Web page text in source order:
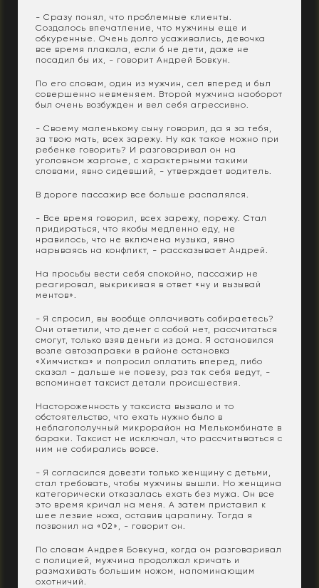
- Сразу понял, что проблемные клиенты.
Создалось впечатление, что мужчины еще и
обкуренные. Очень долго усаживались, девочка
все время плакала, если б не дети, даже не
посадил бы их, - говорит Андрей Бовкун.
По его словам, один из мужчин, сел вперед и был
совершенно невменяем. Второй мужчина наоборот
был очень возбужден и вел себя агрессивно.
- Своему маленькому сыну говорил, да я за тебя,
за твою мать, всех зарежу. Ну как такое можно при
ребенке говорить? И разговаривал он на
уголовном жаргоне, с характерными такими
словами, явно сидевший, - утверждает водитель.
В дороге пассажир все больше распалялся.
- Все время говорил, всех зарежу, порежу. Стал
придираться, что якобы медленно еду, не
нравилось, что не включена музыка, явно
нарываясь на конфликт, - рассказывает Андрей.
На просьбы вести себя спокойно, пассажир не
реагировал, выкрикивая в ответ «ну и вызывай
ментов».
- Я спросил, вы вообще оплачивать собираетесь?
Они ответили, что денег с собой нет, рассчитаться
смогут, только взяв деньги из дома. Я остановился
возле автозаправки в районе остановка
«Химчистка» и попросил оплатить вперед, либо
сказал - дальше не повезу, раз так себя ведут, -
вспоминает таксист детали происшествия.
Настороженность у таксиста вызвало и то
обстоятельство, что ехать нужно было в
неблагополучный микрорайон на Мелькомбинате в
бараки. Таксист не исключал, что рассчитываться с
ним не собирались вовсе.
- Я согласился довезти только женщину с детьми,
стал требовать, чтобы мужчины вышли. Но женщина
категорически отказалась ехать без мужа. Он все
это время кричал на меня. А затем приставил к
шее лезвие ножа, оставив царапину. Тогда я
позвонил на «02», - говорит он.
По словам Андрея Бовкуна, когда он разговаривал
с полицией, мужчина продолжал кричать и
размахивать большим ножом, напоминающим
охотничий.